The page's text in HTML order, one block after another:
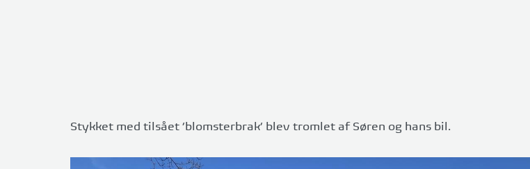
Stykket med tilsået ‘blomsterbrak’ blev tromlet af Søren og hans bil.